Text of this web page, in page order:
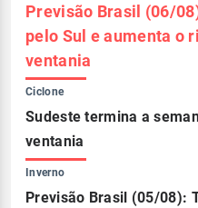
Previsão Brasil (06/
pelo Sul e aumenta o
ventania
Ciclone
Sudeste termina a
ventania
Inverno
Previsão Brasil (05/08):